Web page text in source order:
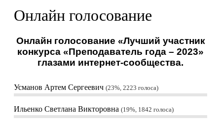
Онлайн голосование
Онлайн голосование «Лучший участник
конкурса «Преподаватель года – 2023»
глазами интернет-сообщества.
Усманов Артем Сергеевич 23%, 2223 голоса
Ильенко Светлана Викторовна 19%, 1842 голоса